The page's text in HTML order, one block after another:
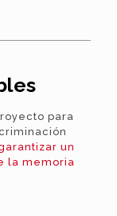
para
un
la memoria